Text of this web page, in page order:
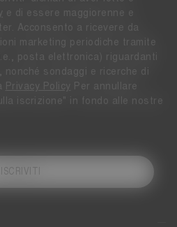
e di essere maggiorenne e
Acconsento a ricevere da
marketing periodiche tramite
posta elettronica) riguardanti
sondaggi e ricerche di
Privacy Policy Per annullare
iscrizione" in fondo alle nostre
ISCRIVITI